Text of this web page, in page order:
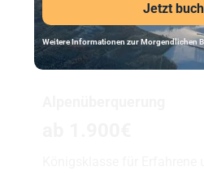
Jetzt
Weitere Informationen zur Morgendlichen